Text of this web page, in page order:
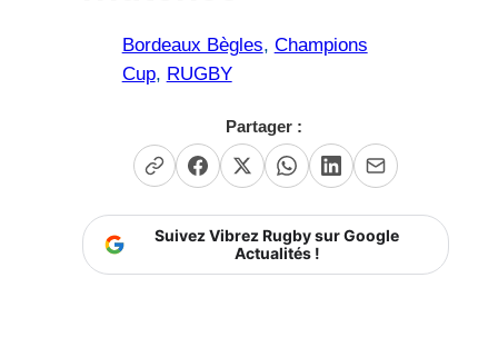
Bordeaux Bègles, Champions
Cup, RUGBY
Partager :
Suivez Vibrez Rugby sur Google
Actualités !